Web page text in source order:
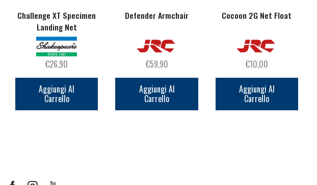
Challenge XT Specimen
Landing Net
€26,90
Aggiungi Al
Carrello
Defender Armchair
€59,90
Aggiungi Al
Carrello
Cocoon 2G Net Float
€10,00
Aggiungi Al
Carrello